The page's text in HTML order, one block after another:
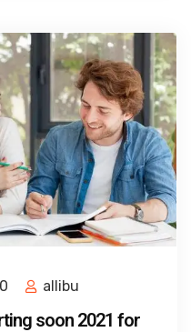
allibu
soon 2021 for